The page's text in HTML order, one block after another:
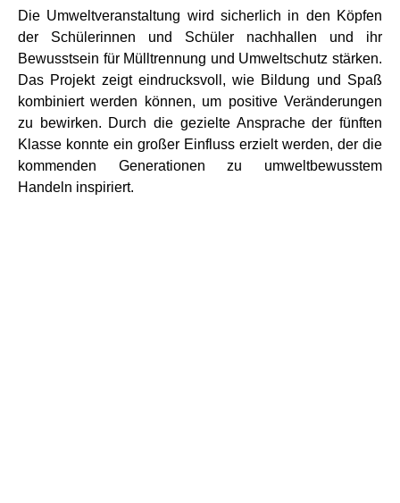
Die Umweltveranstaltung wird sicherlich in den Köpfen
der Schülerinnen und Schüler nachhallen und ihr
Bewusstsein für Mülltrennung und Umweltschutz stärken.
Das Projekt zeigt eindrucksvoll, wie Bildung und Spaß
kombiniert werden können, um positive Veränderungen
zu bewirken. Durch die gezielte Ansprache der fünften
Klasse konnte ein großer Einfluss erzielt werden, der die
kommenden Generationen zu umweltbewusstem
Handeln inspiriert.